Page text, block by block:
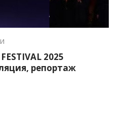
2025
репортаж